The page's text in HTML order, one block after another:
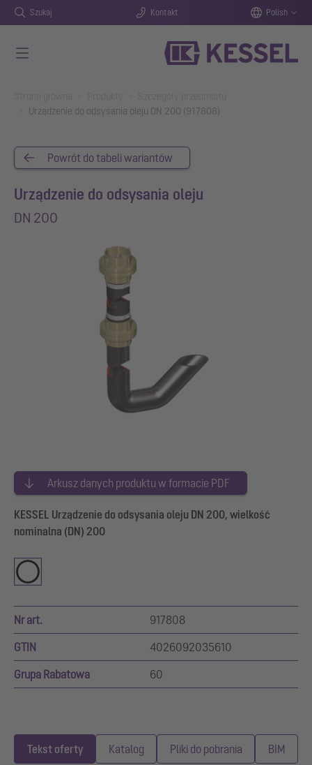
Szukaj Kontakt Polish
Urządzenie do odsysania oleju DN 200 (917808)
Powrót do tabeli wariantów
Urządzenie do odsysania oleju
DN 200
Arkusz danych produktu w formacie PDF
KESSEL Urządzenie do odsysania oleju DN 200, wielkość
nominalna (DN) 200
Nr art. 917808
GTIN 4026092035610
Grupa Rabatowa 60
Tekst oferty Katalog Pliki do pobrania BIM